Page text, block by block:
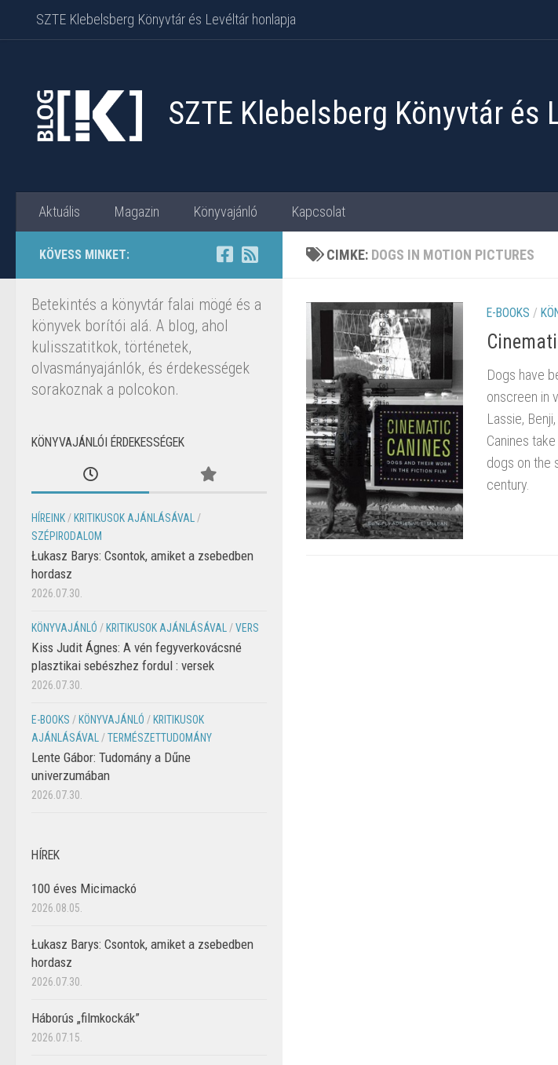
Skip to content
SZTE Klebelsberg Könyvtár és Levéltár honlapja
SZTE Klebelsberg Könyvtár és
Aktuális Magazin Könyvajánló Kapcsolat
CIMKE: DOGS IN MOTION PICTURES
E-BOOKS /
Dogs have
onscreen in
Lassie,
Canines
dogs on the
century.
KÖVESS MINKET:
Betekintés a könyvtár falai mögé és a
könyvek borítói alá. A blog, ahol
kulisszatitkok, történetek,
olvasmányajánlók, és érdekességek
sorakoznak a polcokon.
KÖNYVAJÁNLÓI ÉRDEKESSÉGEK
HÍREINK / KRITIKUSOK AJÁNLÁSÁVAL
/
SZÉPIRODALOM
Łukasz Barys: Csontok, amiket a zsebedben
hordasz
2026.07.30.
KÖNYVAJÁNLÓ / KRITIKUSOK AJÁNLÁSÁVAL /VERS
Kiss Judit Ágnes: A vén fegyverkovácsné
plasztikai sebészhez fordul : versek
2026.07.30.
E-BOOKS / KÖNYVAJÁNLÓ / KRITIKUSOK
AJÁNLÁSÁVAL
/TERMÉSZETTUDOMÁNY
Lente Gábor: Tudomány a Dűne
univerzumában
2026.07.30.
HÍREK
100 éves Micimackó
2026.08.05.
Łukasz Barys: Csontok, amiket a zsebedben
hordasz
2026.07.30.
Háborús „filmkockák”
2026.07.15.